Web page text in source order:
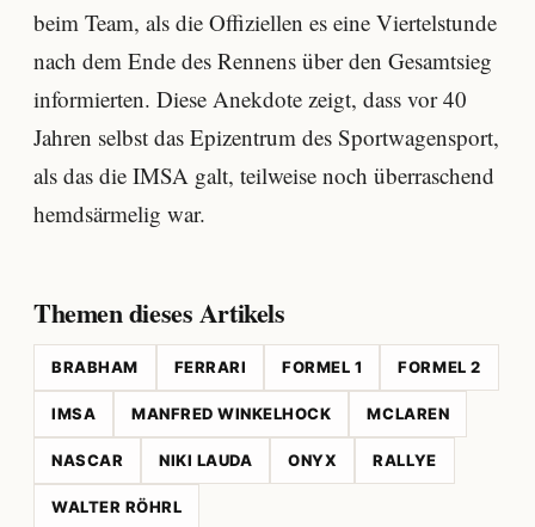
beim Team, als die Offiziellen es eine Viertelstunde
nach dem Ende des Rennens über den Gesamtsieg
informierten. Diese Anekdote zeigt, dass vor 40
Jahren selbst das Epizentrum des Sportwagensport,
als das die IMSA galt, teilweise noch überraschend
hemdsärmelig war.
Themen dieses Artikels
BRABHAM FERRARI FORMEL 1 FORMEL 2
IMSA MANFRED WINKELHOCK MCLAREN
NASCAR NIKI LAUDA ONYX RALLYE
WALTER RÖHRL